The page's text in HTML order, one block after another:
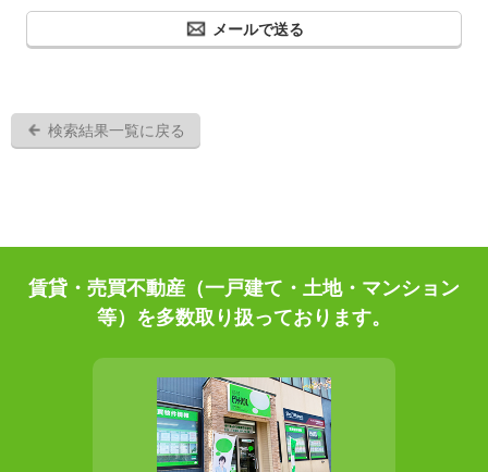
メールで送る
検索結果一覧に戻る
賃貸・売買不動産（一戸建て・土地・マンション
等）を多数取り扱っております。